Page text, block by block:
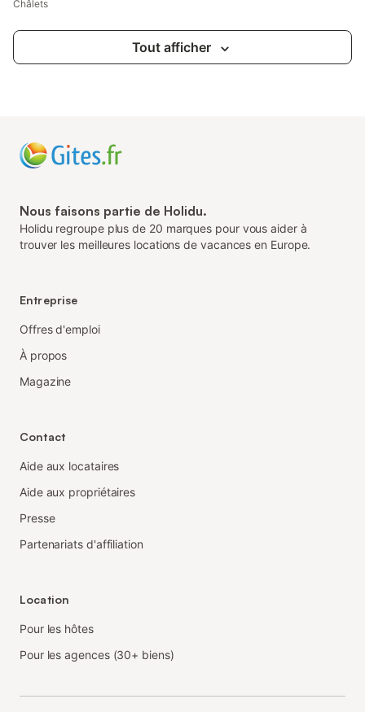
Châlets
Tout afficher
Nous faisons partie de Holidu.
Holidu regroupe plus de 20 marques pour vous aider à
trouver les meilleures locations de vacances en Europe.
Entreprise
Offres d'emploi
À propos
Magazine
Contact
Aide aux locataires
Aide aux propriétaires
Presse
Partenariats d'affiliation
Location
Pour les hôtes
Pour les agences (30+ biens)